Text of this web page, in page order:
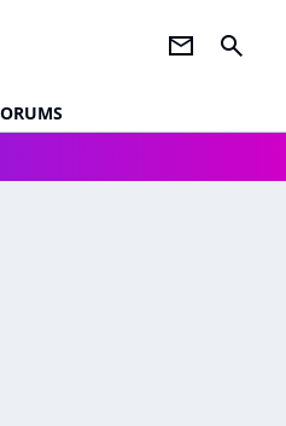
newsletter search